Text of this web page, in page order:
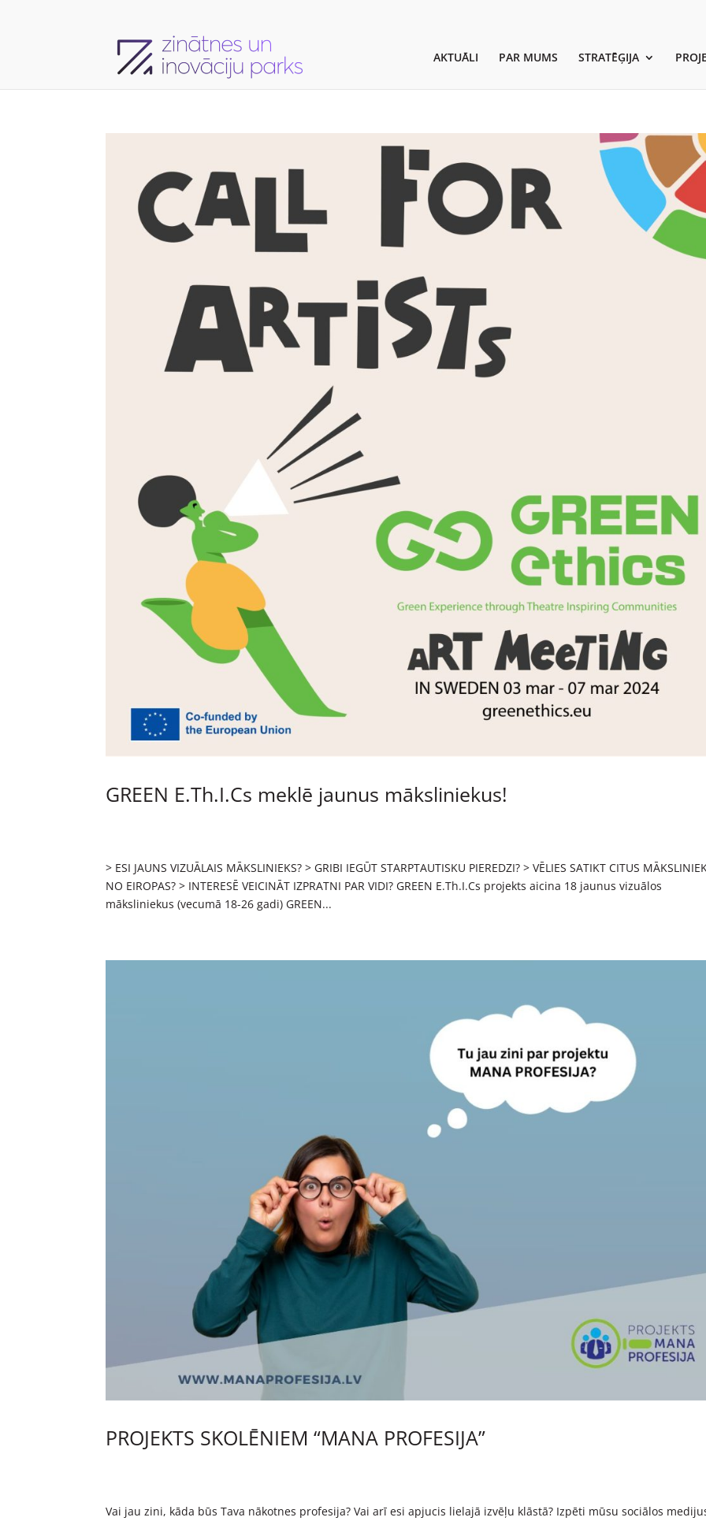
AKTUĀLI PAR MUMS STRATĒĢIJA
GREEN E.Th.I.Cs meklē jaunus māksliniekus!
> ESI JAUNS VIZUĀLAIS MĀKSLINIEKS? > GRIBI IEGŪT STARPTAUTISKU PIEREDZI? > VĒLIES SATIKT CITUS
NO EIROPAS? > INTERESĒ VEICINĀT IZPRATNI PAR VIDI? GREEN E.Th.I.Cs projekts aicina 18 jaunus vizuālos
māksliniekus (vecumā 18-26 gadi) GREEN...
PROJEKTS SKOLĒNIEM “MANA PROFESIJA”
Vai jau zini, kāda būs Tava nākotnes profesija? Vai arī esi apjucis lielajā izvēļu klāstā? Izpēti mūsu sociālos